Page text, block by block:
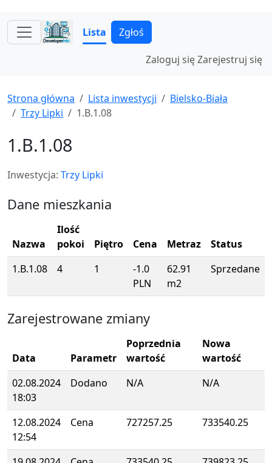
Lista Zgłoś
Zaloguj sięZarejestruj się
Strona główna Lista inwestycji
Bielsko-Biała
Trzy Lipki
1.B.1.08
1.B.1.08
Inwestycja: Trzy Lipki
Dane mieszkania
Nazwa
Ilość
pokoi
Piętro Cena Metraz
Status
1.B.1.08
4 1
-1.0
PLN
62.91
m2
Sprzedane
Zarejestrowane zmiany
Data Parametr
Poprzednia
wartość
Nowa
wartość
02.08.2024
18:03
Dodano N/A N/A
12.08.2024
12:54
Cena 727257.25 733540.25